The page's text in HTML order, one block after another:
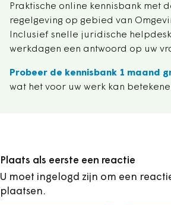
Praktische online kennisbank met
regelgeving op gebied van
Inclusief snelle juridische
werkdagen een antwoord op uw
Probeer de kennisbank 1 maand
wat het voor uw werk kan
Plaats als eerste een reactie
U moet ingelogd zijn om een
plaatsen.